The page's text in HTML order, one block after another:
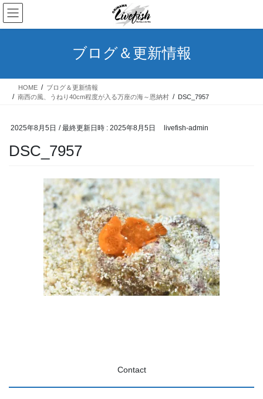
コ
ン
テ
ス
ナ
ビ
ゲ
ン
ブログ＆更新情報
HOME
ブログ＆更新情報
南西の風、うねり40cm程度が入る万座の海～恩納村
DSC_7957
2025年8月5日 / 最終更新日時 : 2025年8月5日 livefish-admin
DSC_7957
Contact